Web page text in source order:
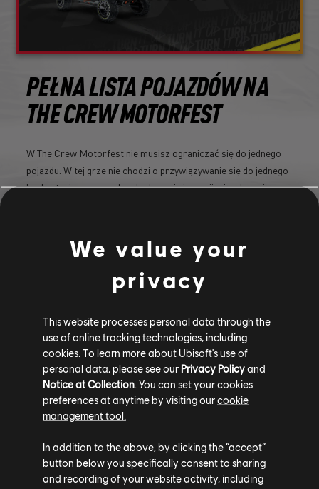
PEŁNA LISTA POJAZDÓW NA
THE CREW MOTORFEST
W The Crew Motorfest nie musisz ograniczać się do jednego
pojazdu. W tej grze nie chodzi o przywiązywanie się do jednego
konkretnej maszyny, ale o budowanie i rozwijanie własnej
DOWIEDZ SIĘ WIĘCEJ
We value your
privacy
This website processes personal data through the
use of online tracking technologies, including
cookies. To learn more about Ubisoft's use of
personal data, please see our Privacy Policyand
Notice at Collection . You can set your cookies
preferences at anytime by visiting ourcookie
management tool.
In addition to the above, by clicking the “accept”
button below you specifically consent to sharing
and recording of your website activity, including